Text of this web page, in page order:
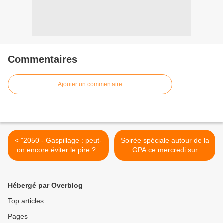
Commentaires
Ajouter un commentaire
< "2050 - Gaspillage : peut-
on encore éviter le pire ?",
documentaire inédit ce soir
Soirée spéciale autour de la
GPA ce mercredi sur
France 2 >
Hébergé par Overblog
Top articles
Pages